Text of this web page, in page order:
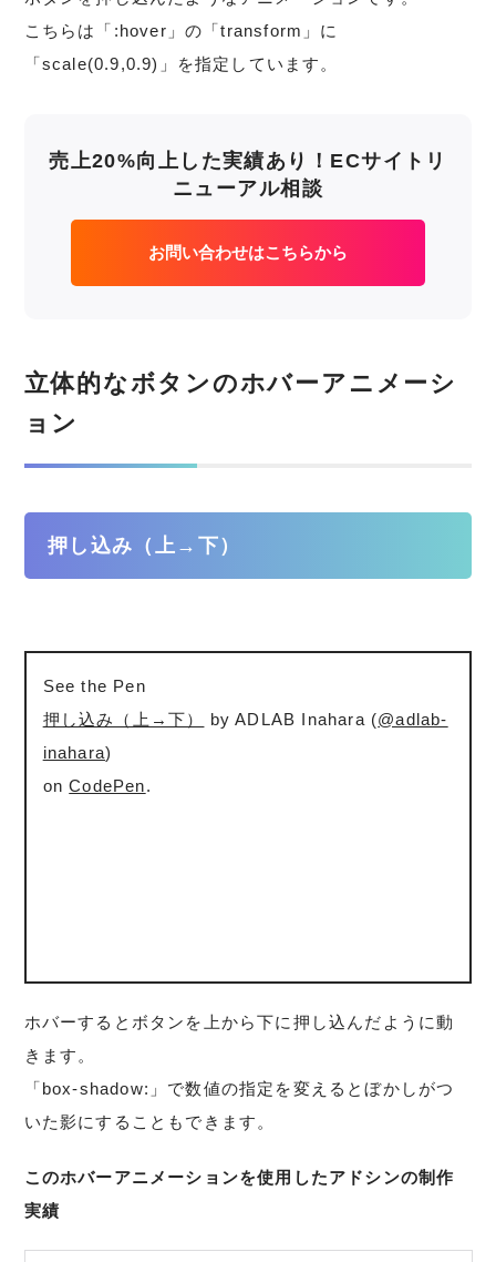
こちらは「:hover」の「transform」に
「scale(0.9,0.9)」を指定しています。
売上20%向上した実績あり！ECサイトリ
ニューアル相談
お問い合わせはこちらから
立体的なボタンのホバーアニメーシ
ョン
押し込み（上→下）
See the Pen
押し込み（上→下）
by ADLAB Inahara (@adlab-
inahara)
onCodePen.
ホバーするとボタンを上から下に押し込んだように動
きます。
「box-shadow:」で数値の指定を変えるとぼかしがつ
いた影にすることもできます。
このホバーアニメーションを使用したアドシンの制作
実績